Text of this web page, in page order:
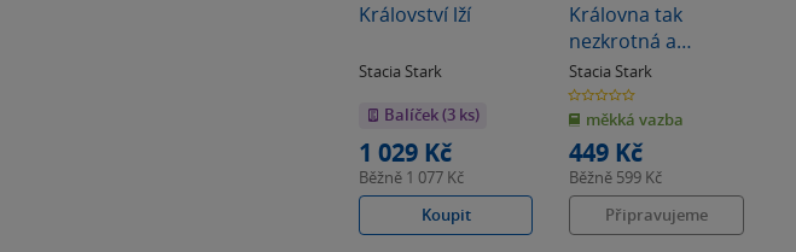
Království lží
Stacia Stark
Balíček (3 ks)
1 029 Kč
Běžně 1 077 Kč
Koupit
Královna tak
nezkrotná a
nelítostná
Stacia Stark
0.0
z
5
hvězdiček
měkká vazba
449 Kč
Běžně 599 Kč
Připravujeme